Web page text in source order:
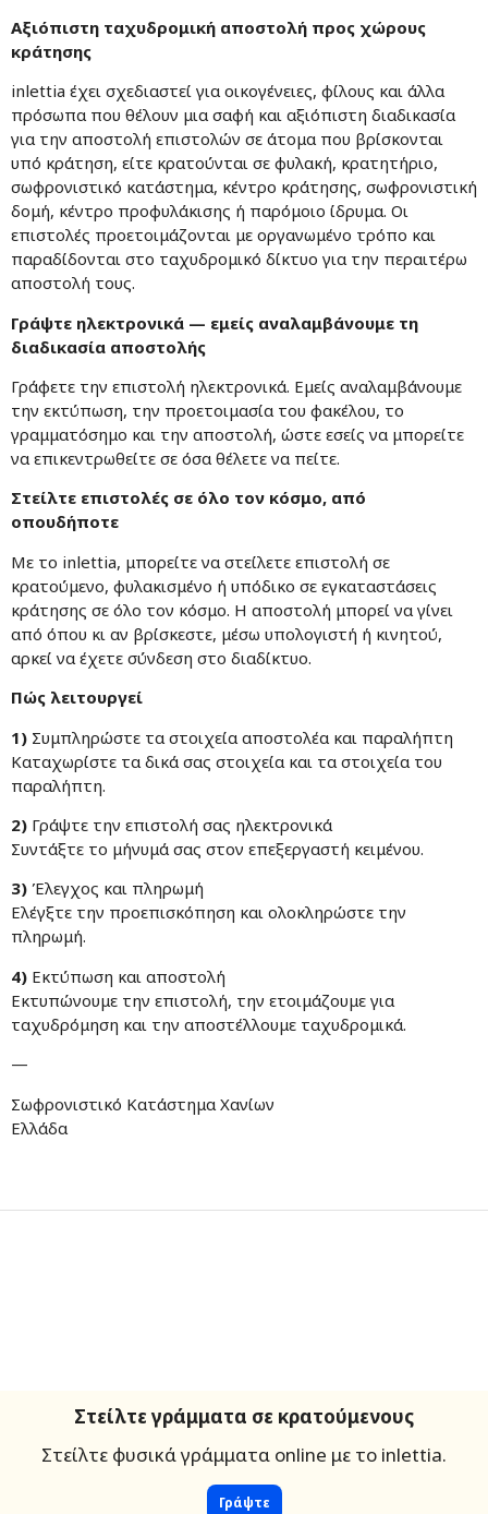
Αξιόπιστη ταχυδρομική αποστολή προς χώρους
κράτησης
inlettia έχει σχεδιαστεί για οικογένειες, φίλους και άλλα
πρόσωπα που θέλουν μια σαφή και αξιόπιστη διαδικασία
για την αποστολή επιστολών σε άτομα που βρίσκονται
υπό κράτηση, είτε κρατούνται σε φυλακή, κρατητήριο,
σωφρονιστικό κατάστημα, κέντρο κράτησης, σωφρονιστική
δομή, κέντρο προφυλάκισης ή παρόμοιο ίδρυμα. Οι
επιστολές προετοιμάζονται με οργανωμένο τρόπο και
παραδίδονται στο ταχυδρομικό δίκτυο για την περαιτέρω
αποστολή τους.
Γράψτε ηλεκτρονικά — εμείς αναλαμβάνουμε τη
διαδικασία αποστολής
Γράφετε την επιστολή ηλεκτρονικά. Εμείς αναλαμβάνουμε
την εκτύπωση, την προετοιμασία του φακέλου, το
γραμματόσημο και την αποστολή, ώστε εσείς να μπορείτε
να επικεντρωθείτε σε όσα θέλετε να πείτε.
Στείλτε επιστολές σε όλο τον κόσμο, από
οπουδήποτε
Με το inlettia, μπορείτε να στείλετε επιστολή σε
κρατούμενο, φυλακισμένο ή υπόδικο σε εγκαταστάσεις
κράτησης σε όλο τον κόσμο. Η αποστολή μπορεί να γίνει
από όπου κι αν βρίσκεστε, μέσω υπολογιστή ή κινητού,
αρκεί να έχετε σύνδεση στο διαδίκτυο.
Πώς λειτουργεί
1) Συμπληρώστε τα στοιχεία αποστολέα και παραλήπτη
Καταχωρίστε τα δικά σας στοιχεία και τα στοιχεία του
παραλήπτη.
2) Γράψτε την επιστολή σας ηλεκτρονικά
Συντάξτε το μήνυμά σας στον επεξεργαστή κειμένου.
3) Έλεγχος και πληρωμή
Ελέγξτε την προεπισκόπηση και ολοκληρώστε την
πληρωμή.
4) Εκτύπωση και αποστολή
Εκτυπώνουμε την επιστολή, την ετοιμάζουμε για
ταχυδρόμηση και την αποστέλλουμε ταχυδρομικά.
—
Σωφρονιστικό Κατάστημα Χανίων
Ελλάδα
Στείλτε γράμματα σε κρατούμενους
Στείλτε φυσικά γράμματα online με το inlettia.
Γράψτε